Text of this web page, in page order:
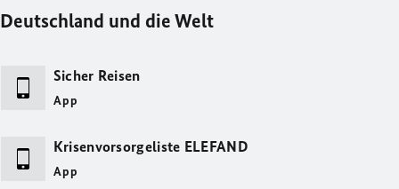
Deutschland und die Welt
Sicher Reisen
App
Krisenvorsorgeliste ELEFAND
App